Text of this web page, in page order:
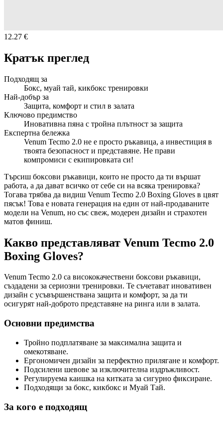
12.27 €
Кратък преглед
Подходящ за
Бокс, муай тай, кикбокс тренировки
Най-добър за
Защита, комфорт и стил в залата
Ключово предимство
Иновативна пяна с тройна плътност за защита
Експертна бележка
Venum Tecmo 2.0 не е просто ръкавица, а инвестиция в
твоята безопасност и представяне. Не прави
компромиси с екипировката си!
Търсиш боксови ръкавици, които не просто да ти вършат
работа, а да дават всичко от себе си на всяка тренировка?
Тогава трябва да видиш Venum Tecmo 2.0 Boxing Gloves в цвят
пясък! Това е новата генерация на един от най-продаваните
модели на Venum, но със свеж, модерен дизайн и страхотен
матов финиш.
Какво представляват Venum Tecmo 2.0
Boxing Gloves?
Venum Tecmo 2.0 са висококачествени боксови ръкавици,
създадени за сериозни тренировки. Те съчетават иновативен
дизайн с усъвършенствана защита и комфорт, за да ти
осигурят най-доброто представяне на ринга или в залата.
Основни предимства
Тройно подплатяване за максимална защита и
омекотяване.
Ергономичен дизайн за перфектно прилягане и комфорт.
Подсилени шевове за изключителна издръжливост.
Регулируема каишка на китката за сигурно фиксиране.
Подходящи за бокс, кикбокс и Муай Тай.
За кого е подходящ